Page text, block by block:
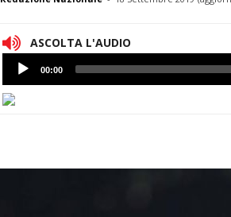
ASCOLTA L'AUDIO
Lettore
Audio
00:00